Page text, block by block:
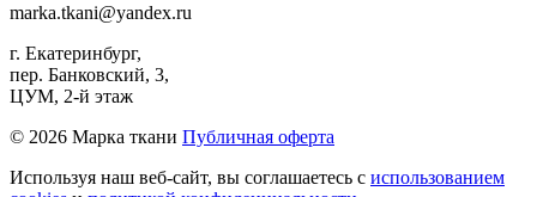
marka.tkani@yandex.ru
г. Екатеринбург,
пер. Банковский, 3,
ЦУМ, 2-й этаж
© 2026 Марка ткани Публичная оферта
Используя наш веб-сайт, вы соглашаетесь с использованием